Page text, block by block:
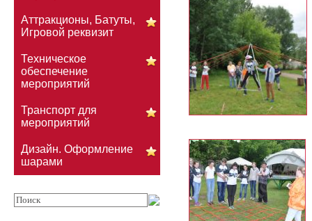
Аттракционы, Батуты,
Игровой реквизит
Техническое
обеспечение
мероприятий
Транспорт для
мероприятий
Дизайн. Оформление
шарами